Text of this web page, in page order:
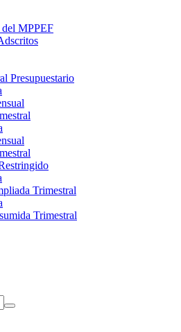
del MPPEF
Presupuestario
Trimestral
Trimestral